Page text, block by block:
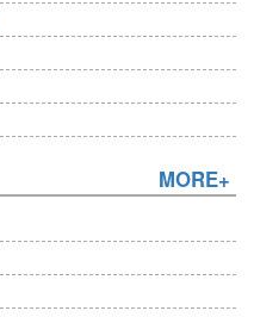
MORE+